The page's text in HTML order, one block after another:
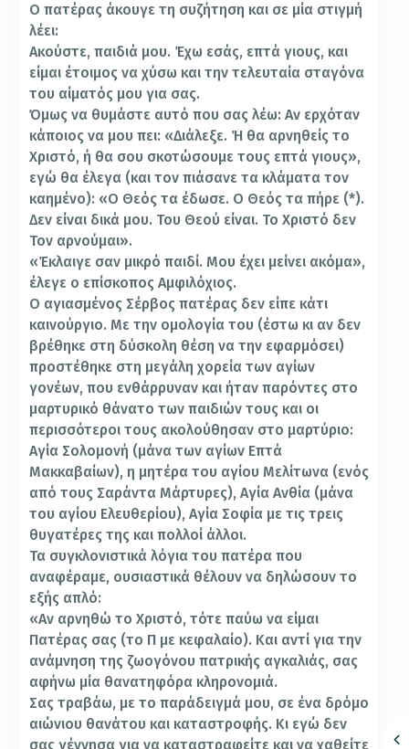
Ο πατέρας άκουγε τη συζήτηση και σε μία στιγμή
λέει:
Ακούστε, παιδιά μου. Έχω εσάς, επτά γιους, και
είμαι έτοιμος να χύσω και την τελευταία σταγόνα
του αίματός μου για σας.
Όμως να θυμάστε αυτό που σας λέω: Αν ερχόταν
κάποιος να μου πει: «Διάλεξε. Ή θα αρνηθείς το
Χριστό, ή θα σου σκοτώσουμε τους επτά γιους»,
εγώ θα έλεγα (και τον πιάσανε τα κλάματα τον
καημένο): «Ο Θεός τα έδωσε. Ο Θεός τα πήρε (*).
Δεν είναι δικά μου. Του Θεού είναι. Το Χριστό δεν
Τον αρνούμαι».
«Έκλαιγε σαν μικρό παιδί. Μου έχει μείνει ακόμα»,
έλεγε ο επίσκοπος Αμφιλόχιος.
Ο αγιασμένος Σέρβος πατέρας δεν είπε κάτι
καινούργιο. Με την ομολογία του (έστω κι αν δεν
βρέθηκε στη δύσκολη θέση να την εφαρμόσει)
προστέθηκε στη μεγάλη χορεία των αγίων
γονέων, που ενθάρρυναν και ήταν παρόντες στο
μαρτυρικό θάνατο των παιδιών τους και οι
περισσότεροι τους ακολούθησαν στο μαρτύριο:
Αγία Σολομονή (μάνα των αγίων Επτά
Μακκαβαίων), η μητέρα του αγίου Μελίτωνα (ενός
από τους Σαράντα Μάρτυρες), Αγία Ανθία (μάνα
του αγίου Ελευθερίου), Αγία Σοφία με τις τρεις
θυγατέρες της και πολλοί άλλοι.
Τα συγκλονιστικά λόγια του πατέρα που
αναφέραμε, ουσιαστικά θέλουν να δηλώσουν το
εξής απλό:
«Αν αρνηθώ το Χριστό, τότε παύω να είμαι
Πατέρας σας (το Π με κεφαλαίο). Και αντί για την
ανάμνηση της ζωογόνου πατρικής αγκαλιάς, σας
αφήνω μία θανατηφόρα κληρονομιά.
Σας τραβάω, με το παράδειγμά μου, σε ένα δρόμο
αιώνιου θανάτου και καταστροφής. Κι εγώ δεν
σας γέννησα για να καταστραφείτε και να χαθείτε